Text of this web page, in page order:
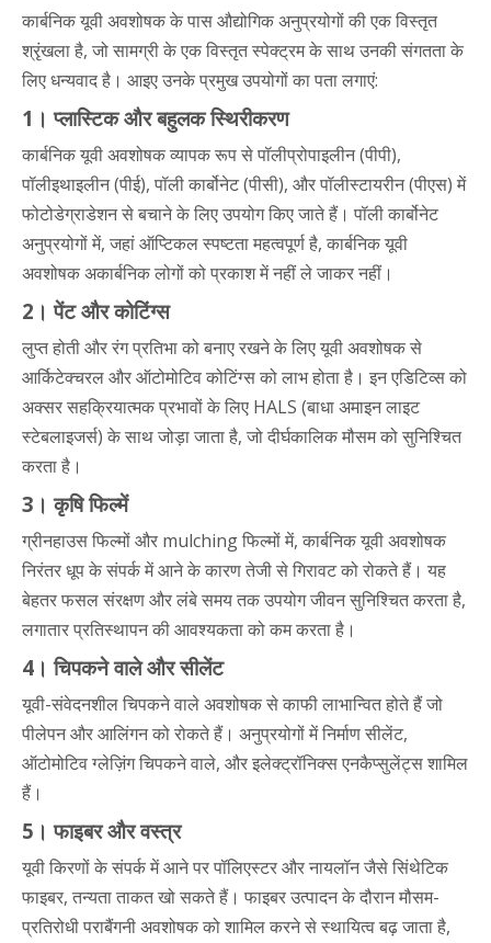
कार्बनिक यूवी अवशोषक के पास औद्योगिक अनुप्रयोगों की एक विस्तृत
श्रृंखला है, जो सामग्री के एक विस्तृत स्पेक्ट्रम के साथ उनकी संगतता के
लिए धन्यवाद है। आइए उनके प्रमुख उपयोगों का पता लगाएं:
1। प्लास्टिक और बहुलक स्थिरीकरण
कार्बनिक यूवी अवशोषक व्यापक रूप से पॉलीप्रोपाइलीन (पीपी),
पॉलीइथाइलीन (पीई), पॉली कार्बोनेट (पीसी), और पॉलीस्टायरीन (पीएस) में
फोटोडेग्राडेशन से बचाने के लिए उपयोग किए जाते हैं। पॉली कार्बोनेट
अनुप्रयोगों में, जहां ऑप्टिकल स्पष्टता महत्वपूर्ण है, कार्बनिक यूवी
अवशोषक अकार्बनिक लोगों को प्रकाश में नहीं ले जाकर नहीं।
2। पेंट और कोटिंग्स
लुप्त होती और रंग प्रतिभा को बनाए रखने के लिए यूवी अवशोषक से
आर्किटेक्चरल और ऑटोमोटिव कोटिंग्स को लाभ होता है। इन एडिटिव्स को
अक्सर सहक्रियात्मक प्रभावों के लिए HALS (बाधा अमाइन लाइट
स्टेबलाइजर्स) के साथ जोड़ा जाता है, जो दीर्घकालिक मौसम को सुनिश्चित
करता है।
3। कृषि फिल्में
ग्रीनहाउस फिल्मों और mulching फिल्मों में, कार्बनिक यूवी अवशोषक
निरंतर धूप के संपर्क में आने के कारण तेजी से गिरावट को रोकते हैं। यह
बेहतर फसल संरक्षण और लंबे समय तक उपयोग जीवन सुनिश्चित करता है,
लगातार प्रतिस्थापन की आवश्यकता को कम करता है।
4। चिपकने वाले और सीलेंट
यूवी-संवेदनशील चिपकने वाले अवशोषक से काफी लाभान्वित होते हैं जो
पीलेपन और आलिंगन को रोकते हैं। अनुप्रयोगों में निर्माण सीलेंट,
ऑटोमोटिव ग्लेज़िंग चिपकने वाले, और इलेक्ट्रॉनिक्स एनकैप्सुलेंट्स शामिल
हैं।
5। फाइबर और वस्त्र
यूवी किरणों के संपर्क में आने पर पॉलिएस्टर और नायलॉन जैसे सिंथेटिक
फाइबर, तन्यता ताकत खो सकते हैं। फाइबर उत्पादन के दौरान मौसम-
प्रतिरोधी पराबैंगनी अवशोषक को शामिल करने से स्थायित्व बढ़ जाता है,